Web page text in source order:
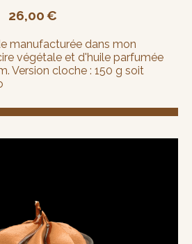
26,00€
manufacturée dans mon
végétale et d'huile parfumée
Version cloche : 150 g soit